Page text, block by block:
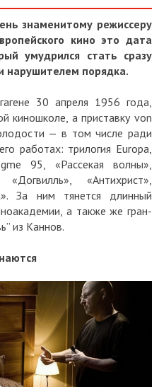
знаменитому режиссеру
кино это дата
умудрился стать сразу
нарушителем порядка.
30 апреля 1956 года,
киношколе, а приставку von
— в том числе ради
работах: трилогия Europa,
95, «Рассекая волны»,
«Антихрист»,
За ним тянется длинный
а также же гран-
из Каннов.